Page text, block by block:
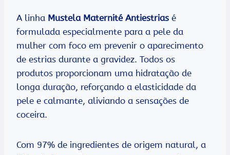
A linha Mustela Maternité Antiestrias é
formulada especialmente para a pele da
mulher com foco em prevenir o aparecimento
de estrias durante a gravidez. Todos os
produtos proporcionam uma hidratação de
longa duração, reforçando a elasticidade da
pele e calmante, aliviando a sensações de
coceira.
Com 97% de ingredientes de origem natural, a